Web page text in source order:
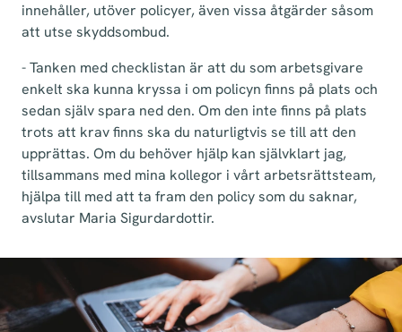
innehåller, utöver policyer, även vissa åtgärder såsom
att utse skyddsombud.
- Tanken med checklistan är att du som arbetsgivare
enkelt ska kunna kryssa i om policyn finns på plats och
sedan själv spara ned den. Om den inte finns på plats
trots att krav finns ska du naturligtvis se till att den
upprättas. Om du behöver hjälp kan självklart jag,
tillsammans med mina kollegor i vårt arbetsrättsteam,
hjälpa till med att ta fram den policy som du saknar,
avslutar Maria Sigurdardottir.